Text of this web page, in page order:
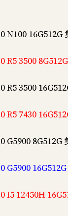
N100 16G512G
R5 3500
R5 3500
R5 7430
G5900 8G512G
G5900
I5 12450H